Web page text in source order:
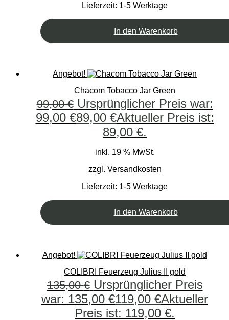
Lieferzeit: 1-5 Werktage
In den Warenkorb
Angebot!
Chacom Tobacco Jar Green
99,00€ Ursprünglicher Preis war:
99,00 €89,00 €Aktueller Preis ist:
89,00 €.
inkl. 19 % MwSt.
zzgl. Versandkosten
Lieferzeit: 1-5 Werktage
In den Warenkorb
Angebot!
COLIBRI Feuerzeug Julius II gold
135,00€ Ursprünglicher Preis
war: 135,00 €119,00 €Aktueller
Preis ist: 119,00 €.